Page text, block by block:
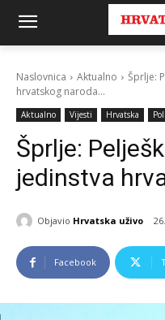
Naslovnica Aktualno
Šprlje:
hrvatskog naroda...
Aktualno Vijesti Hrvatska
Šprlje:
jedinstva
Objavio Hrvatska uživo
Facebook